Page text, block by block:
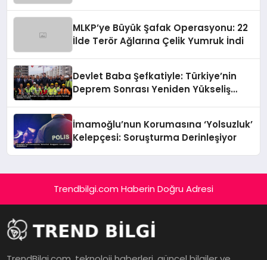
MLKP’ye Büyük Şafak Operasyonu: 22
İlde Terör Ağlarına Çelik Yumruk İndi
Devlet Baba Şefkatiyle: Türkiye’nin
Deprem Sonrası Yeniden Yükseliş
İmamoğlu’nun Korumasına ‘Yolsuzluk’
Kelepçesi: Soruşturma Derinleşiyor
Trendbilgi.com Haberin Doğru Adresi